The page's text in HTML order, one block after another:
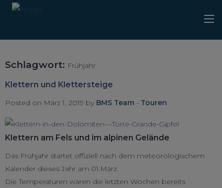
Schlagwort: Frühjahr
Klettern und Klettersteige
Posted on März 1, 2019 by BMS Team - Touren
Klettern am Fels und im alpinen Gelände
Das Frühjahr startet offiziell nach dem meteorologischem
Kalender dieses Jahr am 01.März.
Die Temperaturen waren die letzten Wochen bereits